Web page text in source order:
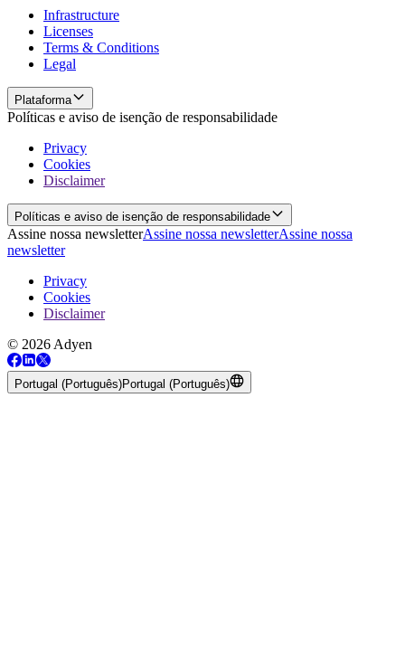
Infrastructure
Licenses
Terms & Conditions
Legal
Plataforma
Políticas e aviso de isenção de responsabilidade
Privacy
Cookies
Disclaimer
Políticas e aviso de isenção de responsabilidade
Assine nossa newsletterAssine nossa newsletterAssine nossa
newsletter
Privacy
Cookies
Disclaimer
© 2026 Adyen
Portugal (Português)Portugal (Português)